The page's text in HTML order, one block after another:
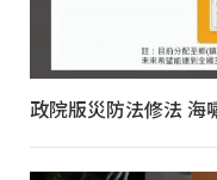
政院版災防法修法 海